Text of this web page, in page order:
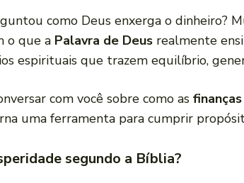
como Deus enxerga o dinheiro?
o que a Palavra de Deus realmente
espirituais que trazem equilíbrio,
com você sobre como as
uma ferramenta para cumprir
segundo a Bíblia?